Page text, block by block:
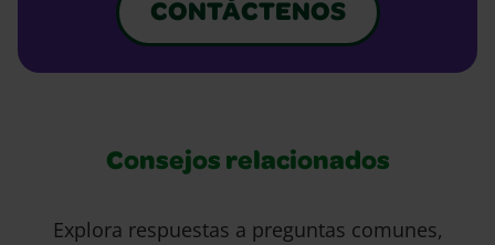
CONTÁCTENOS
Consejos relacionados
Explora respuestas a preguntas comunes,